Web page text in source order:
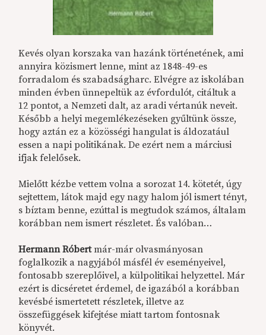
Kevés olyan korszaka van hazánk történetének, ami
annyira közismert lenne, mint az 1848-49-es
forradalom és szabadságharc. Elvégre az iskolában
minden évben ünnepeltük az évfordulót, citáltuk a
12 pontot, a Nemzeti dalt, az aradi vértanúk neveit.
Később a helyi megemlékezéseken gyűltünk össze,
hogy aztán ez a közösségi hangulat is áldozatául
essen a napi politikának. De ezért nem a márciusi
ifjak felelősek.
Mielőtt kézbe vettem volna a sorozat 14. kötetét, úgy
sejtettem, látok majd egy nagy halom jól ismert tényt,
s bíztam benne, ezúttal is megtudok számos, általam
korábban nem ismert részletet. És valóban…
Hermann Róbertmár-már olvasmányosan
foglalkozik a nagyjából másfél év eseményeivel,
fontosabb szereplőivel, a külpolitikai helyzettel. Már
ezért is dicséretet érdemel, de igazából a korábban
kevésbé ismertetett részletek, illetve az
összefüggések kifejtése miatt tartom fontosnak
könyvét.